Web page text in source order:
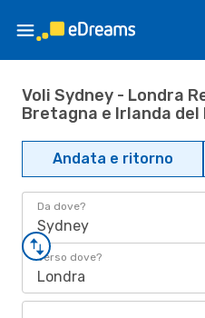
Voli Sydney - Londra
Bretagna e Irlanda del
Andata e ritorno
Da dove?
Sydney
Verso dove?
Londra